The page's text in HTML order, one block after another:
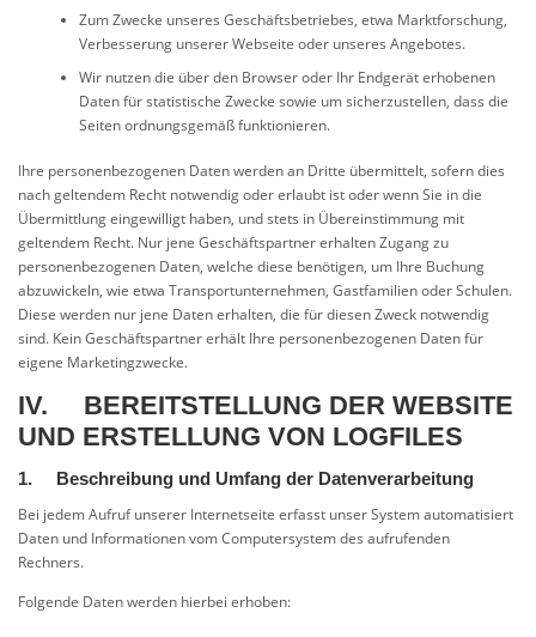
Zum Zwecke unseres Geschäftsbetriebes, etwa Marktforschung,
Verbesserung unserer Webseite oder unseres Angebotes.
Wir nutzen die über den Browser oder Ihr Endgerät erhobenen
Daten für statistische Zwecke sowie um sicherzustellen, dass die
Seiten ordnungsgemäß funktionieren.
Ihre personenbezogenen Daten werden an Dritte übermittelt, sofern dies
nach geltendem Recht notwendig oder erlaubt ist oder wenn Sie in die
Übermittlung eingewilligt haben, und stets in Übereinstimmung mit
geltendem Recht. Nur jene Geschäftspartner erhalten Zugang zu
personenbezogenen Daten, welche diese benötigen, um Ihre Buchung
abzuwickeln, wie etwa Transportunternehmen, Gastfamilien oder Schulen.
Diese werden nur jene Daten erhalten, die für diesen Zweck notwendig
sind. Kein Geschäftspartner erhält Ihre personenbezogenen Daten für
eigene Marketingzwecke.
IV. BEREITSTELLUNG DER WEBSITE
UND ERSTELLUNG VON LOGFILES
1. Beschreibung und Umfang der Datenverarbeitung
Bei jedem Aufruf unserer Internetseite erfasst unser System automatisiert
Daten und Informationen vom Computersystem des aufrufenden
Rechners.
Folgende Daten werden hierbei erhoben: